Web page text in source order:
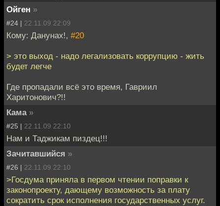
Ойген »
#24 | 22.11.09 22:09
Кому: Данунах!, #20
> это выход - надо легализовать коррупцию - жить
будет легче
Где пропадали всё это время, Гавриил
Харитонович?!!
Кама »
#25 | 22.11.09 22:10
Нам и Таджикам пиздец!!!
Зачитавшийся »
#26 | 22.11.09 22:10
>Госдума приняла в первом чтении поправки к
законопроекту, дающему возможность за плату
сократить срок исполнения государственных услуг.